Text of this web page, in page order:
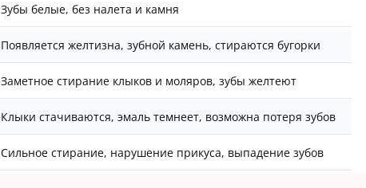
Зубы белые, без налета и камня
Появляется желтизна, зубной камень, стираются бугорки
Заметное стирание клыков и моляров, зубы желтеют
Клыки стачиваются, эмаль темнеет, возможна потеря зубов
Сильное стирание, нарушение прикуса, выпадение зубов